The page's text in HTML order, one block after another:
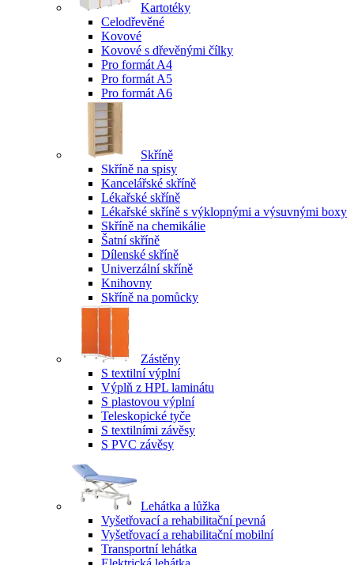
Kartotéky
Celodřevěné
Kovové
Kovové s dřevěnými čílky
Pro formát A4
Pro formát A5
Pro formát A6
Skříně
Skříně na spisy
Kancelářské skříně
Lékařské skříně
Lékařské skříně s výklopnými a výsuvnými boxy
Skříně na chemikálie
Šatní skříně
Dílenské skříně
Univerzální skříně
Knihovny
Skříně na pomůcky
Zástěny
S textilní výplní
Výplň z HPL laminátu
S plastovou výplní
Teleskopické tyče
S textilními závěsy
S PVC závěsy
Lehátka a lůžka
Vyšetřovací a rehabilitační pevná
Vyšetřovací a rehabilitační mobilní
Transportní lehátka